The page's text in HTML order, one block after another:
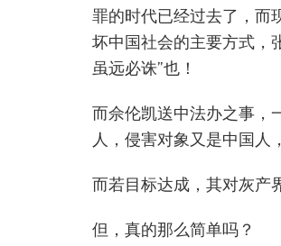
罪的时代已经过去了，而
坏中国社会的主要方式，
虽远必诛”也！
而佘伦凯送中法办之事，
人，侵害对象又是中国人
而若目标达成，其对灰产
但，真的那么简单吗？